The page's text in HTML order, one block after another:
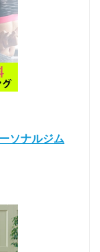
ソナルジム